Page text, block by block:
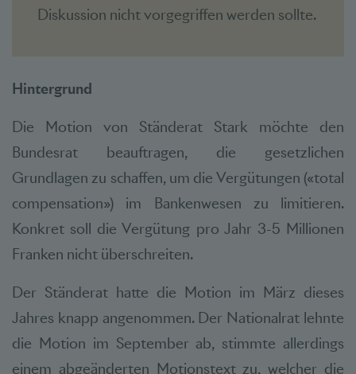
Diskussion nicht vorgegriffen werden sollte.
Hintergrund
Die Motion von Ständerat Stark möchte den
Bundesrat beauftragen, die gesetzlichen
Grundlagen zu schaffen, um die Vergütungen («total
compensation») im Bankenwesen zu limitieren.
Konkret soll die Vergütung pro Jahr 3-5 Millionen
Franken nicht überschreiten.
Der Ständerat hatte die Motion im März dieses
Jahres knapp angenommen. Der Nationalrat lehnte
die Motion im September ab, stimmte allerdings
einem abgeänderten Motionstext zu, welcher die